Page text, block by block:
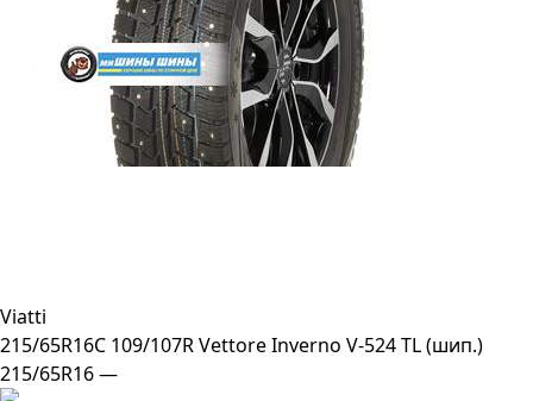
Viatti
215/65R16C 109/107R Vettore Inverno V-524 TL (шип.)
215/65R16 —